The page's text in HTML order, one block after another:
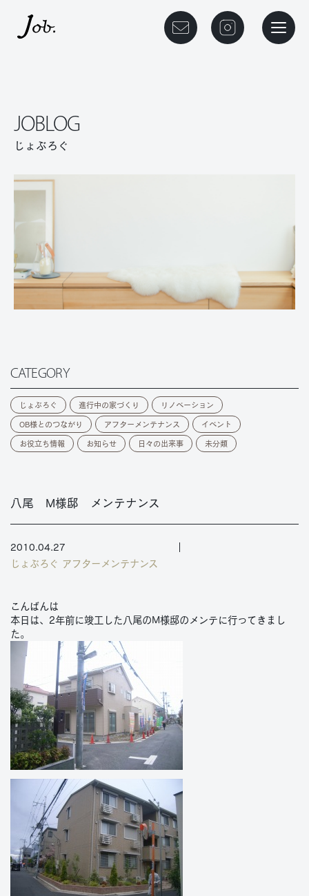
メニュ
JOBLOG
じょぶろぐ
CATEGORY
じょぶろぐ 進行中の家づくり リノベーション
OB様とのつながり アフターメンテナンス イベント
お役立ち情報 お知らせ 日々の出来事 未分類
八尾 M様邸 メンテナンス
2010.04.27
じょぶろぐ アフターメンテナンス
こんばんは
本日は、2年前に竣工した八尾のM様邸のメンテに行ってきまし
た。